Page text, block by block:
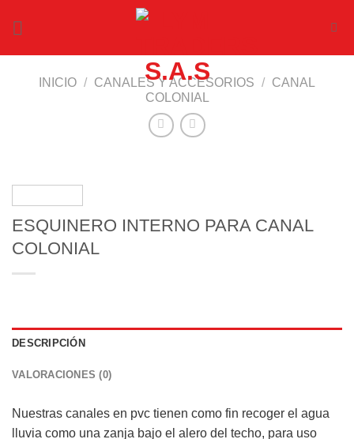
INICIO / CANALES Y ACCESORIOS /
CANAL
COLONIAL
ESQUINERO INTERNO PARA CANAL
COLONIAL
DESCRIPCIÓN
VALORACIONES (0)
Nuestras canales en pvc tienen como fin recoger el agua
lluvia como una zanja bajo el alero del techo, para uso